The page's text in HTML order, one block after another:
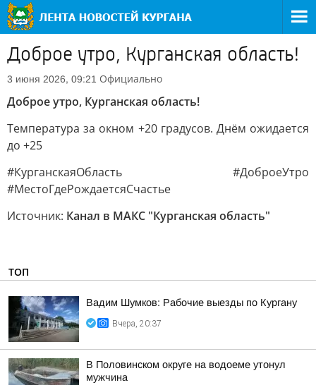
Доброе утро, Курганская область!
3 июня 2026, 09:21 Официально
Доброе утро, Курганская область!
Температура за окном +20 градусов. Днём ожидается
до +25
#КурганскаяОбласть #ДоброеУтро
#МестоГдеРождаетсяСчастье
Источник: Канал в МАКС "Курганская область"
ТОП
Вадим Шумков: Рабочие выезды по Кургану
Вчера, 20:37
В Половинском округе на водоеме утонул
мужчина